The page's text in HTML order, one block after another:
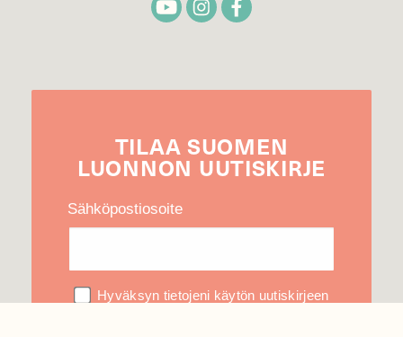
TILAA SUOMEN
LUONNON UUTIS­KIRJE
Sähköpostiosoite
Hyväksyn tietojeni käytön uutiskirjeen